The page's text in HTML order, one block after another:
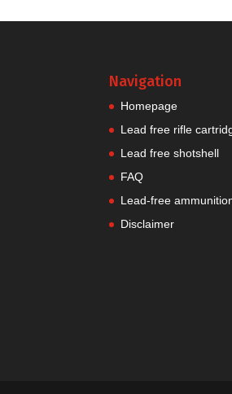
Navigation
Homepage
Lead free rifle
Lead free shotshell
FAQ
Lead-free
Disclaimer